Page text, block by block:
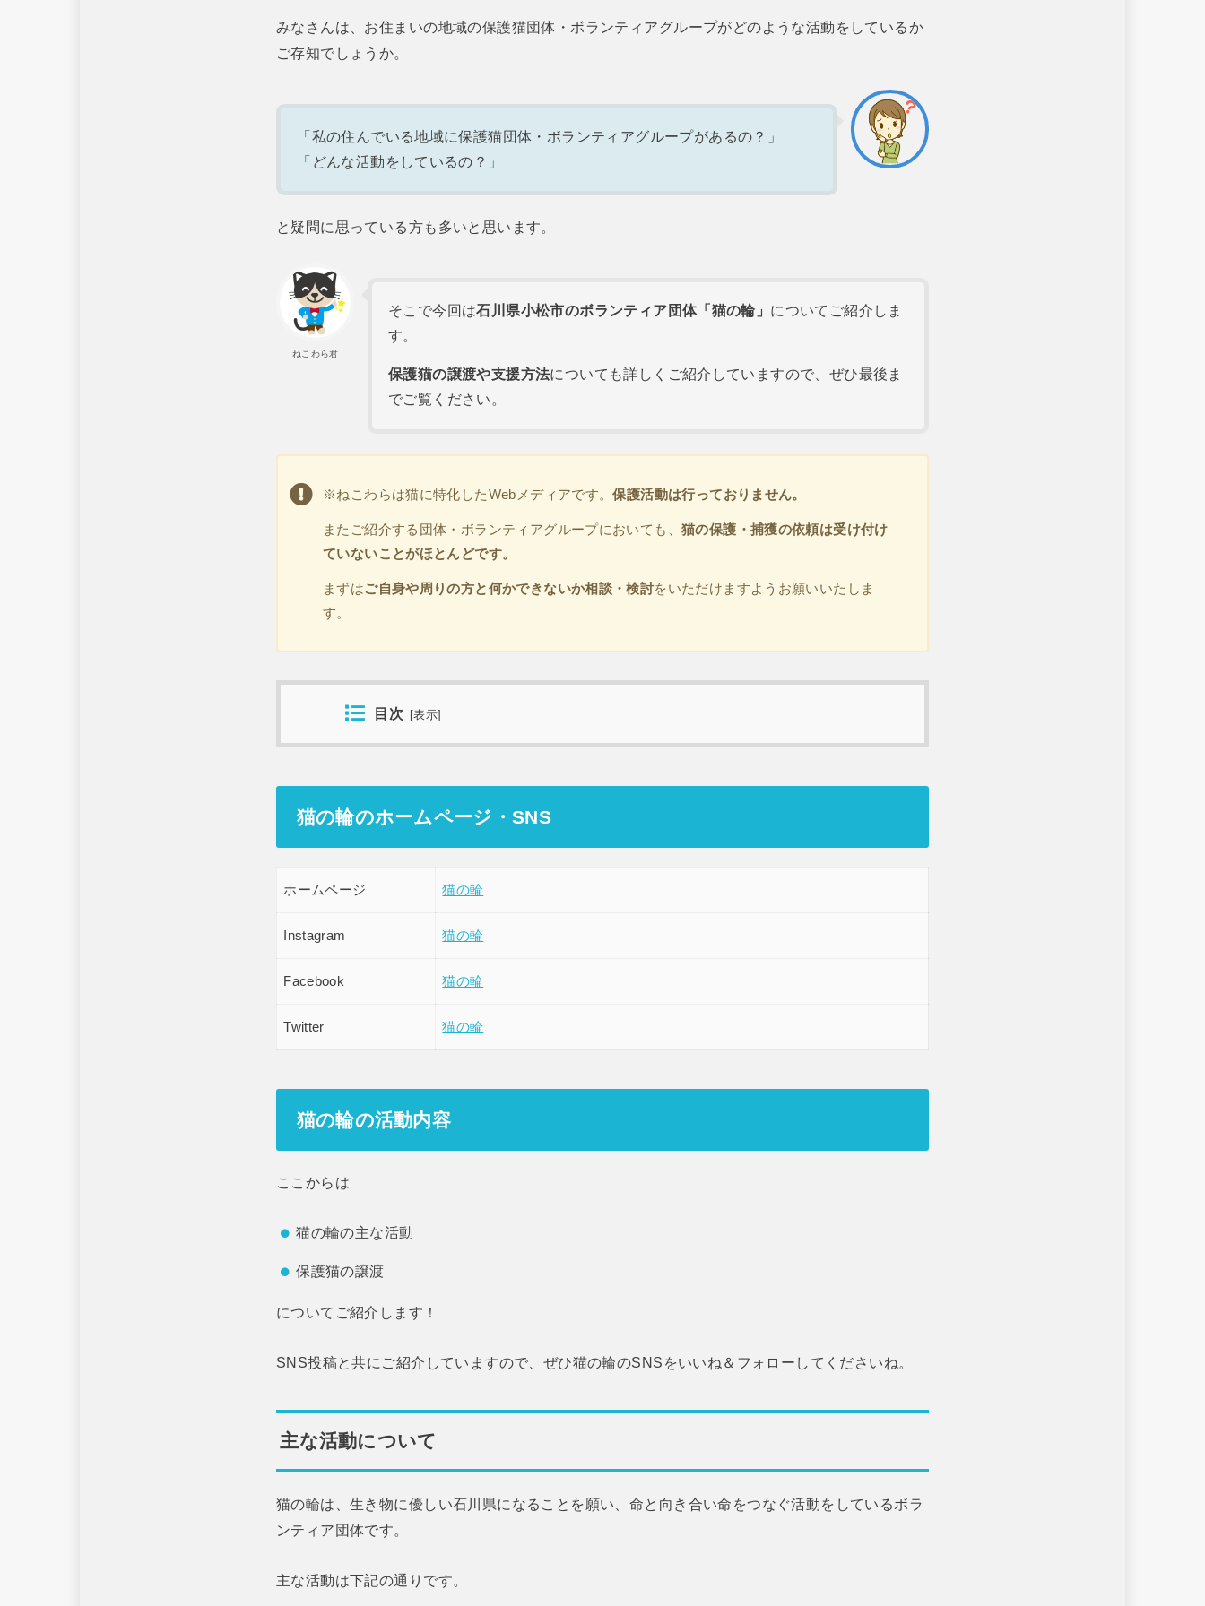
みなさんは、お住まいの地域の保護猫団体・ボランティアグループがどのような活動をしているか
ご存知でしょうか。
「私の住んでいる地域に保護猫団体・ボランティアグループがあるの？」
「どんな活動をしているの？」
と疑問に思っている方も多いと思います。
ねこわら君
そこで今回は石川県小松市のボランティア団体「猫の輪」 についてご紹介しま
す。
保護猫の譲渡や支援方法についても詳しくご紹介していますので、ぜひ最後ま
でご覧ください。
※ねこわらは猫に特化したWebメディアです。保護活動は行っておりません。
またご紹介する団体・ボランティアグループにおいても、 猫の保護・捕獲の依頼は受け付け
ていないことがほとんどです。
まずはご自身や周りの方と何かできないか相談・検討をいただけますようお願いいたしま
す。
目次 [表示
猫の輪のホームページ・SNS
ホームページ 猫の輪
Instagram 猫の輪
Facebook 猫の輪
Twitter 猫の輪
猫の輪の活動内容
ここからは
猫の輪の主な活動
保護猫の譲渡
についてご紹介します！
SNS投稿と共にご紹介していますので、ぜひ猫の輪のSNSをいいね＆フォローしてくださいね。
主な活動について
猫の輪は、生き物に優しい石川県になることを願い、命と向き合い命をつなぐ活動をしているボラ
ンティア団体です。
主な活動は下記の通りです。